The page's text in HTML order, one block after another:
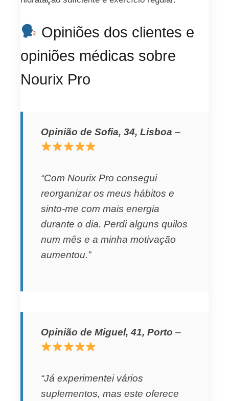
Opiniões dos clientes e
opiniões médicas sobre
Nourix Pro
Opinião de Sofia, 34, Lisboa –
“Com Nourix Pro consegui
reorganizar os meus hábitos e
sinto-me com mais energia
durante o dia. Perdi alguns quilos
num mês e a minha motivação
aumentou.”
Opinião de Miguel, 41, Porto –
“Já experimentei vários
suplementos, mas este oferece